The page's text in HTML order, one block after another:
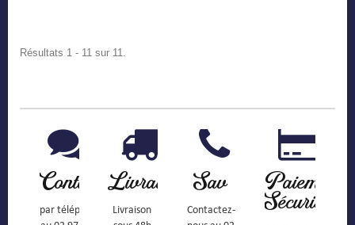
Résultats 1 - 11 sur 11.
Contact
par téléphone
Livraison
Livraison
Sav
Contactez-
Paiement
Sécurisé